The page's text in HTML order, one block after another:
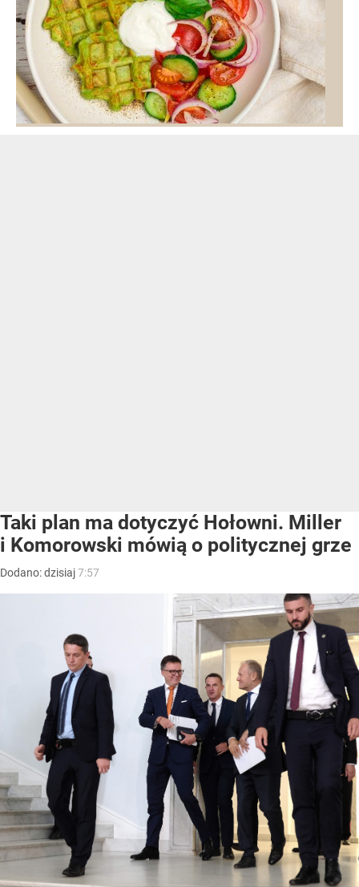
Taki plan ma dotyczyć Hołowni. Miller
i Komorowski mówią o politycznej grze
Dodano:dzisiaj7:57